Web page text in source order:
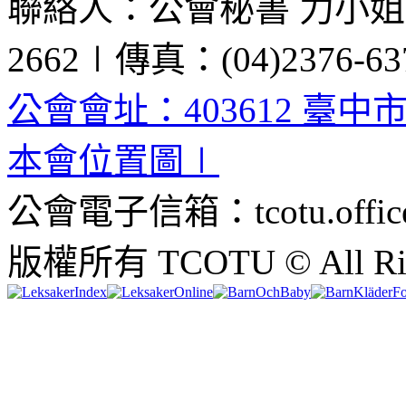
聯絡人：公會秘書 力小
2662∣傳真：(04)2376-
公會會址：403612 臺中
本會位置圖∣
公會電子信箱：
版權所有 TCOTU © All